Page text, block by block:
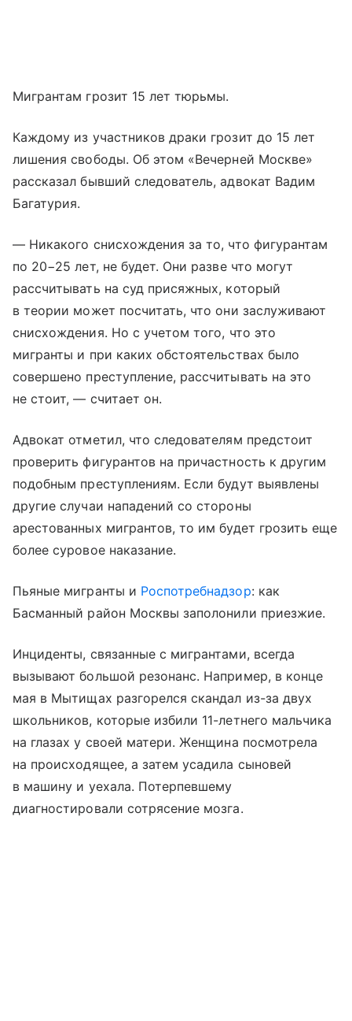
Мигрантам грозит 15 лет тюрьмы.
Каждому из участников драки грозит до 15 лет
лишения свободы. Об этом «Вечерней Москве»
рассказал бывший следователь, адвокат Вадим
Багатурия.
— Никакого снисхождения за то, что фигурантам
по 20−25 лет, не будет. Они разве что могут
рассчитывать на суд присяжных, который
в теории может посчитать, что они заслуживают
снисхождения. Но с учетом того, что это
мигранты и при каких обстоятельствах было
совершено преступление, рассчитывать на это
не стоит, — считает он.
Адвокат отметил, что следователям предстоит
проверить фигурантов на причастность к другим
подобным преступлениям. Если будут выявлены
другие случаи нападений со стороны
арестованных мигрантов, то им будет грозить еще
более суровое наказание.
Пьяные мигранты и Роспотребнадзор: как
Басманный район Москвы заполонили приезжие.
Инциденты, связанные с мигрантами, всегда
вызывают большой резонанс. Например, в конце
мая в Мытищах разгорелся скандал из-за двух
школьников, которые избили 11-летнего мальчика
на глазах у своей матери. Женщина посмотрела
на происходящее, а затем усадила сыновей
в машину и уехала. Потерпевшему
диагностировали сотрясение мозга.